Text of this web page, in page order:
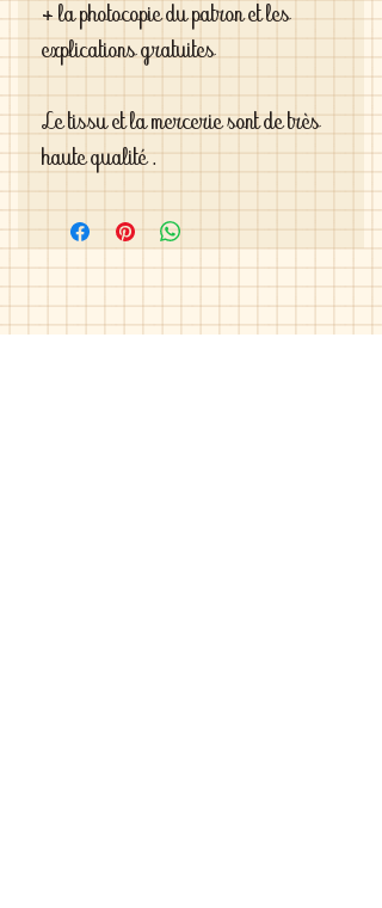
+ la photocopie du patron et les
explications gratuites
Le tissu et la mercerie sont de très
haute qualité .